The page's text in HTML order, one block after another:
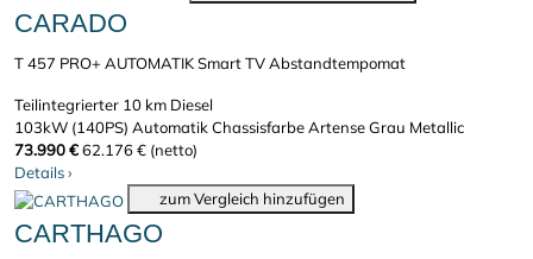
CARADO
T 457 PRO+ AUTOMATIK Smart TV Abstandtempomat
Teilintegrierter 10 km Diesel
103kW (140PS) AutomatikChassisfarbe Artense Grau Metallic
73.990 €62.176 € (netto)
Details›
zum Vergleich hinzufügen
CARTHAGO